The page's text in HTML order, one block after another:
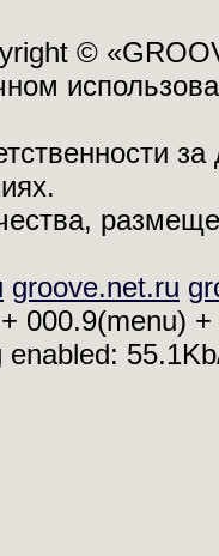
©
groove.net.ru
000.9(menu)
enabled: